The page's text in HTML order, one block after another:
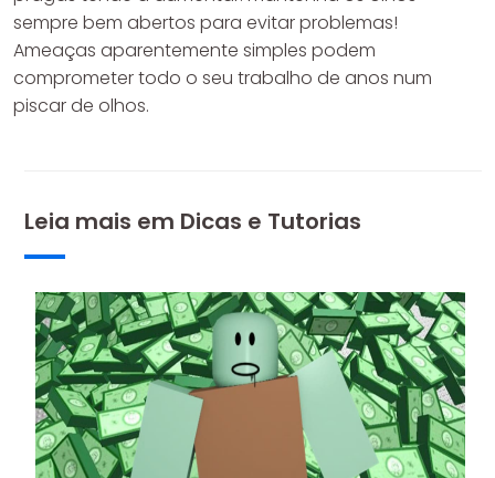
sempre bem abertos para evitar problemas!
Ameaças aparentemente simples podem
comprometer todo o seu trabalho de anos num
piscar de olhos.
Leia mais em Dicas e Tutorias